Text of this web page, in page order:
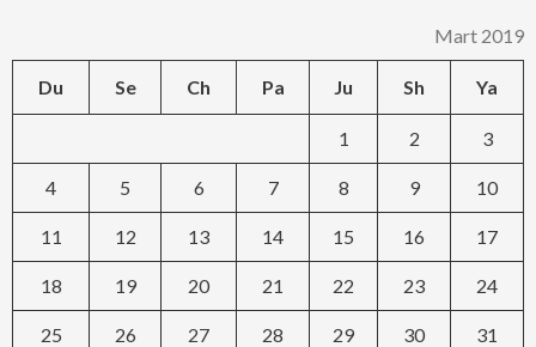
Mart 2019
Du Se Ch Pa Ju Sh Ya
1 2 3
4 5 6 7 8 9 10
11 12 13 14 15 16 17
18 19 20 21 22 23 24
25 26 27 28 29 30 31